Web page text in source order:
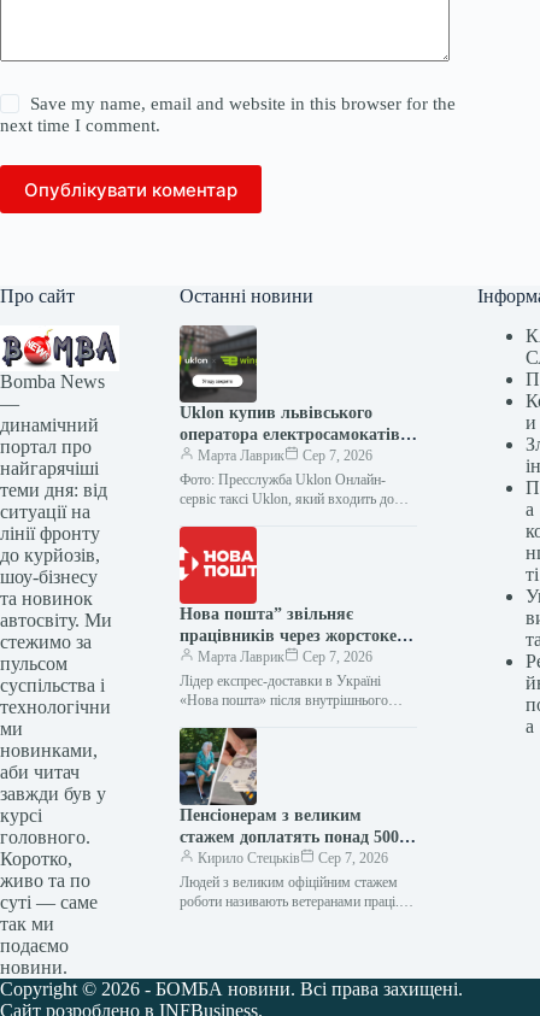
Save my name, email and website in this browser for the
next time I comment.
Опублікувати коментар
Про сайт
Bomba News
—
динамічний
портал про
найгарячіші
теми дня: від
ситуації на
лінії фронту
до курйозів,
шоу-бізнесу
та новинок
автосвіту. Ми
стежимо за
пульсом
суспільства і
технологічни
ми
новинками,
аби читач
завжди був у
курсі
головного.
Коротко,
живо та по
суті — саме
так ми
подаємо
новини.
Останні новини
Uklon купив львівського
оператора електросамокатів
e-Wings за 97,6 мільйона
гривень
Марта Лаврик
Сер 7, 2026
Фото: Пресслужба Uklon Онлайн-
сервіс таксі Uklon, який входить до
корпоративних прав…
Нова пошта” звільняє
працівників через жорстоке
поводження з твариною
Марта Лаврик
Сер 7, 2026
Лідер експрес-доставки в Україні
«Нова пошта» після внутрішнього
поводження з безпритульною собакою,
відео якого поширилося у соцмережах,
…
Пенсіонерам з великим
стажем доплатять понад 5000
гривень: деталі виплат
Кирило Стецьків
Сер 7, 2026
Людей з великим офіційним стажем
роботи називають ветеранами праці.
и
а
ті
а
Copyright © 2026 - БОМБА новини. Всі права захищені.
Сайт розроблено в INFBusiness.